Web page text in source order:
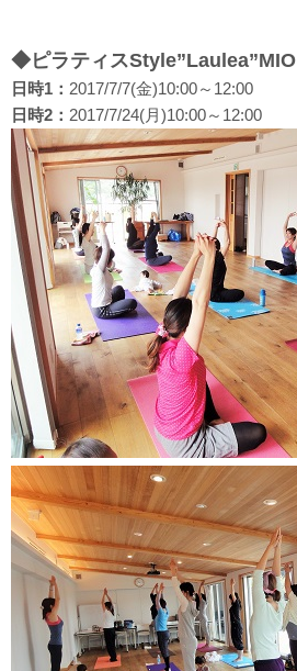
◆ピラティスStyle”Laulea”MIO
日時1： 2017/7/7(金)10:00～12:00
日時2： 2017/7/24(月)10:00～12:00